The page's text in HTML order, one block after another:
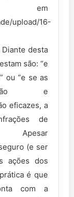
em
upload/16-
Diante desta
são: “e
ou “e se as
e
eficazes, a
de
(e ser
ações dos
é que
com a